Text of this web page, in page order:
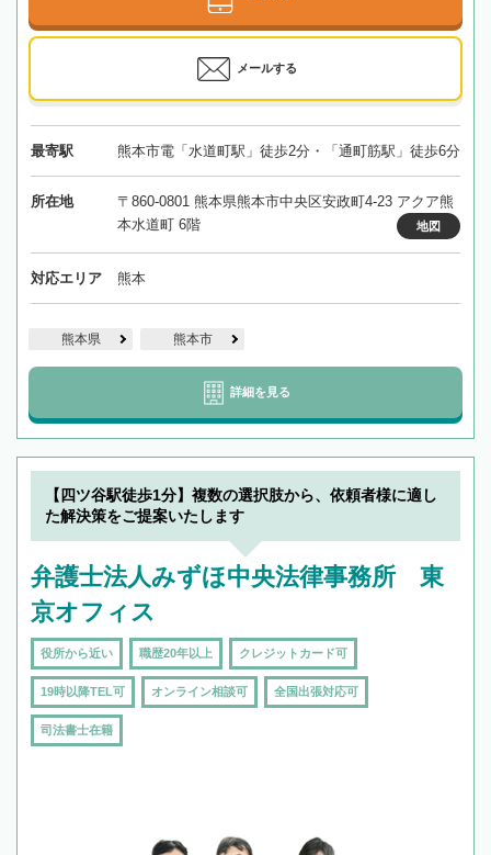
メールする
最寄駅 熊本市電「水道町駅」徒歩2分・「通町筋駅」徒歩6分
所在地
〒860-0801 熊本県熊本市中央区安政町4-23 アクア熊
本水道町 6階
地図
対応エリア 熊本
熊本県 熊本市
詳細を見る
【四ツ谷駅徒歩1分】複数の選択肢から、依頼者様に適し
た解決策をご提案いたします
弁護士法人みずほ中央法律事務所 東
京オフィス
役所から近い 職歴20年以上 クレジットカード可
19時以降TEL可 オンライン相談可 全国出張対応可
司法書士在籍